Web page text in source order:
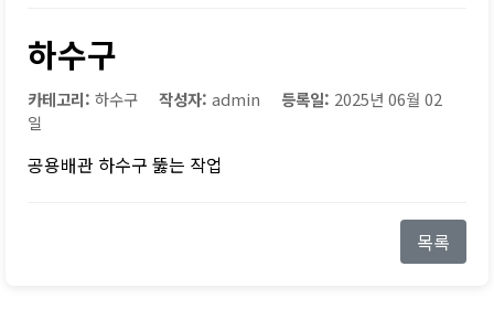
하수구
카테고리: 하수구 작성자: admin 등록일: 2025년 06월 02
일
공용배관 하수구 뚫는 작업
목록